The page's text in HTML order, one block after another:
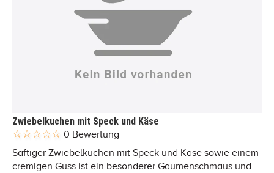
Zwiebelkuchen mit Speck und Käse
0 Bewertung
Saftiger Zwiebelkuchen mit Speck und Käse sowie einem
cremigen Guss ist ein besonderer Gaumenschmaus und